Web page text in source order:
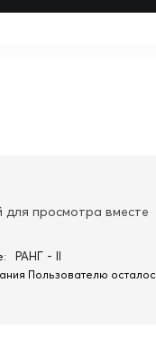
для просмотра вместе
РАНГ - II
Пользователю